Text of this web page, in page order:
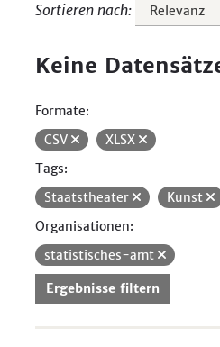
Sortieren nach
Keine
Formate:
CSV
XLSX
Tags:
Staatstheater
Kunst
Organisationen:
statistisches-amt
Ergebnisse filtern